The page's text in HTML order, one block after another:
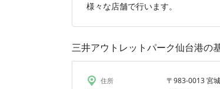
様々な店舗で行います。
三井アウトレットパーク仙台港の
住所 〒983-0013 宮